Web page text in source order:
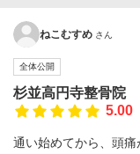
ねこむすめ さん
全体公開
杉並高円寺整骨院
5.00
通い始めてから、頭